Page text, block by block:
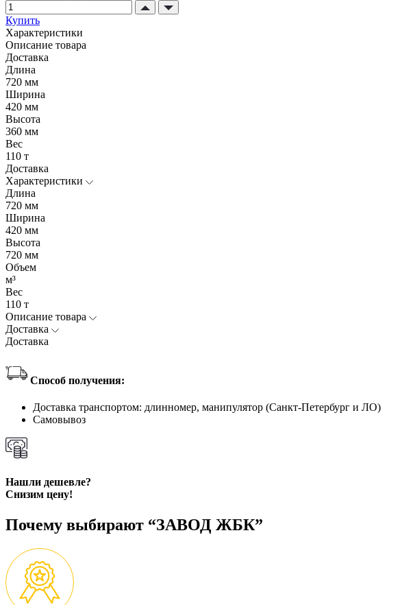
Купить
Характеристики
Описание товара
Доставка
Длина
720 мм
Ширина
420 мм
Высота
360 мм
Вес
110 т
Доставка
Характеристики
Длина
720 мм
Ширина
420 мм
Высота
720 мм
Объем
м³
Вес
110 т
Описание товара
Доставка
Доставка
Способ получения:
Доставка транспортом: длинномер, манипулятор (Санкт-Петербург и ЛО)
Самовывоз
Нашли дешевле?
Снизим цену!
Почему выбирают “ЗАВОД ЖБК”